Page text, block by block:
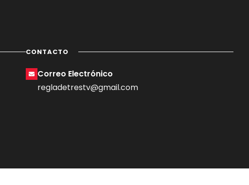
CONTACTO
Correo Electrónico
regladetrestv@gmail.com